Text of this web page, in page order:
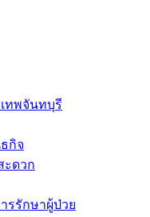
ทพจันทบุรี
กิจ
ะดวก
รรักษาผู้ป่วย